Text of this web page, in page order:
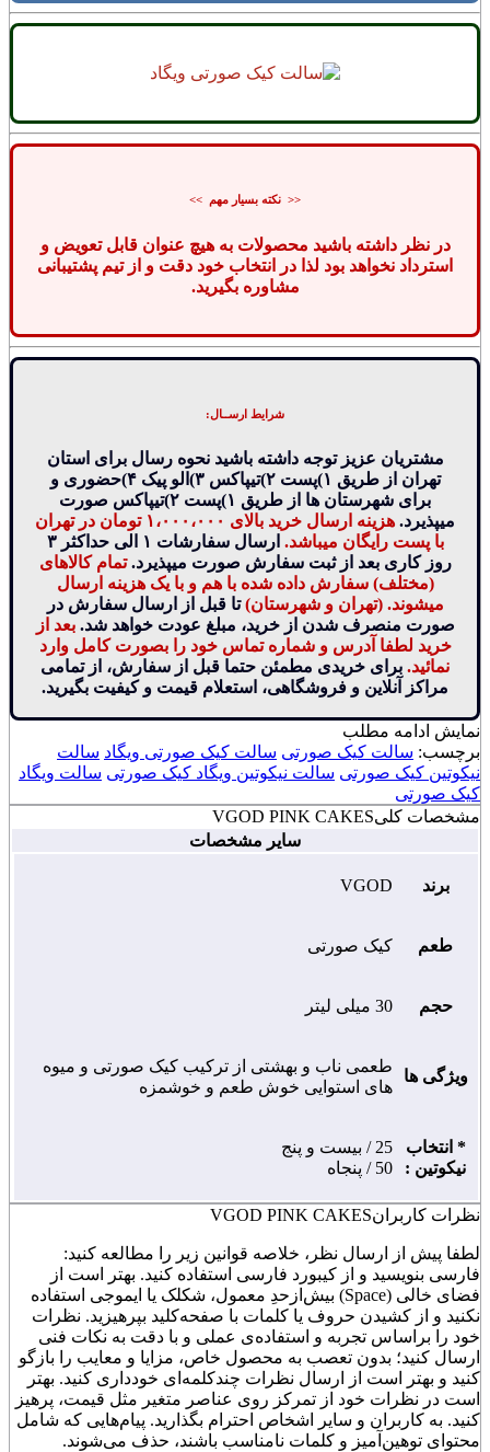
<< نکته بسیار مهم >>
در نظر داشته باشید محصولات به هیچ عنوان قابل تعویض و
استرداد نخواهد بود لذا در انتخاب خود دقت و از تیم پشتیبانی
مشاوره بگیرید.
شرایط ارســال:
مشتریان عزیز توجه داشته باشید نحوه رسال برای استان
تهران از طریق ۱)پست ۲)تیپاکس ۳)الو پیک ۴)حضوری و
برای شهرستان ها از طریق ۱)پست ۲)تیپاکس صورت
میپذیرد.
هزینه ارسال خرید بالای ۱،۰۰۰،۰۰۰ تومان در تهران
با پست رایگان میباشد.
ارسال سفارشات ۱ الی حداکثر ۳
روز کاری بعد از ثبت سفارش صورت میپذیرد. تمام کالاهای
(مختلف) سفارش داده شده با هم و با یک هزینه ارسال
میشوند. (تهران و شهرستان) تا قبل از ارسال سفارش در
صورت منصرف شدن از خرید، مبلغ عودت خواهد شد. بعد از
خرید لطفا آدرس و شماره تماس خود را بصورت کامل وارد
نمائید. برای خریدی مطمئن حتما قبل از سفارش، از تمامی
مراکز آنلاین و فروشگاهی، استعلام قیمت و کیفیت بگیرید.
نمایش ادامه مطلب
برچسب: سالت کیک صورتی سالت کیک صورتی ویگاد سالت
نیکوتین کیک صورتی سالت نیکوتین ویگاد کیک صورتی سالت ویگاد
کیک صورتی
مشخصات کلیVGOD PINK CAKES
سایر مشخصات
برند VGOD
طعم کیک صورتی
حجم 30 میلی لیتر
ویژگی ها
طعمی ناب و بهشتی از ترکیب کیک صورتی و میوه
های استوایی خوش طعم و خوشمزه
* انتخاب
نیکوتین :
25 / بیست و پنج
50 / پنجاه
نظرات کاربرانVGOD PINK CAKES
لطفا پیش از ارسال نظر، خلاصه قوانین زیر را مطالعه کنید:
فارسی بنویسید و از کیبورد فارسی استفاده کنید. بهتر است از
فضای خالی (Space) بیش‌از‌حدِ معمول، شکلک یا ایموجی استفاده
نکنید و از کشیدن حروف یا کلمات با صفحه‌کلید بپرهیزید. نظرات
خود را براساس تجربه و استفاده‌ی عملی و با دقت به نکات فنی
ارسال کنید؛ بدون تعصب به محصول خاص، مزایا و معایب را بازگو
کنید و بهتر است از ارسال نظرات چندکلمه‌‌ای خودداری کنید. بهتر
است در نظرات خود از تمرکز روی عناصر متغیر مثل قیمت، پرهیز
کنید. به کاربران و سایر اشخاص احترام بگذارید. پیام‌هایی که شامل
محتوای توهین‌آمیز و کلمات نامناسب باشند، حذف می‌شوند.